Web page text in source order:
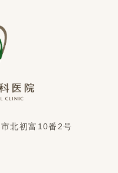
北初富10番2号